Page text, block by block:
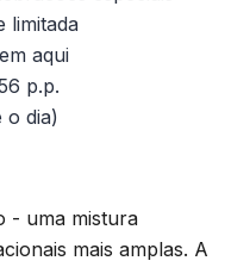
limitada
aqui
p.p.
o dia)
- uma mistura
mais amplas. A